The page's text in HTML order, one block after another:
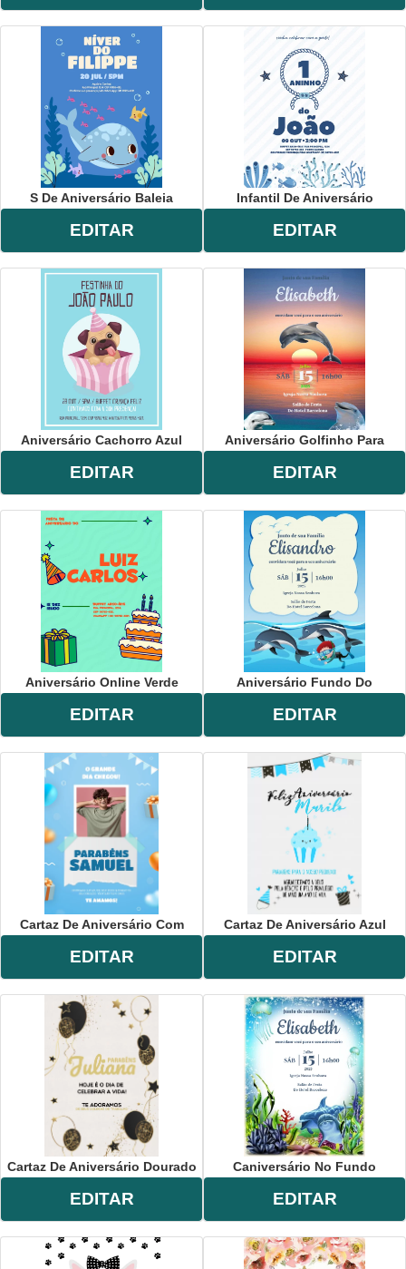
S De Aniversário Baleia
EDITAR
Infantil De Aniversário
EDITAR
Aniversário Cachorro Azul
EDITAR
Aniversário Golfinho Para
EDITAR
Aniversário Online Verde
EDITAR
Aniversário Fundo Do
EDITAR
Cartaz De Aniversário Com
EDITAR
Cartaz De Aniversário Azul
EDITAR
Cartaz De Aniversário Dourado
EDITAR
Caniversário No Fundo
EDITAR